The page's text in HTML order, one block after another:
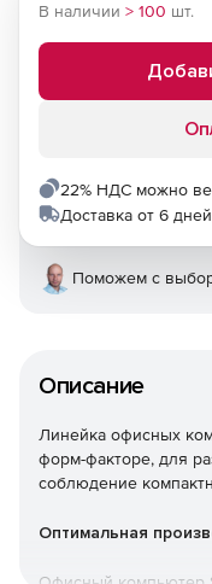
Описание
Линейка офисных
форм-факторе, для
соблюдение
Оптимальная
В наличии > 100 шт.
22% НДС можно
Доставка от 6 дней
Поможем с